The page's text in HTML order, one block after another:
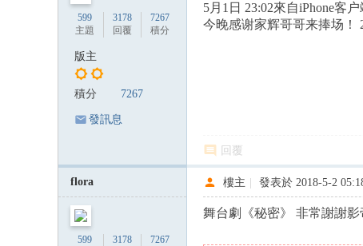
599
主題
3178
回覆
7267
積分
版主
積分 7267
發訊息
5月1日 23:02來自iPhone客户
今晚感谢家辉哥哥来捧场！
回覆
flora
599
3178
7267
樓主 發表於 2018-5-2
舞台劇《秘密》 非常謝謝